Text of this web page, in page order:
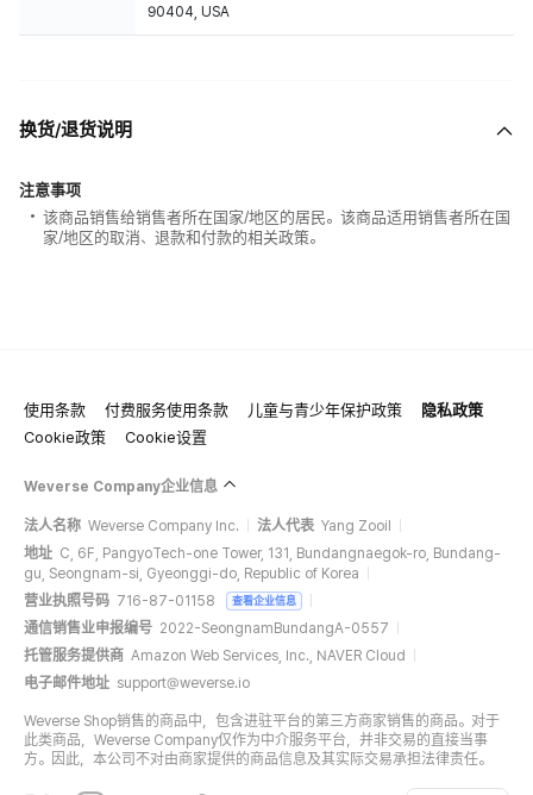
90404, USA
换货/退货说明
注意事项
该商品销售给销售者所在国家/地区的居民。该商品适用销售者所在国
家/地区的取消、退款和付款的相关政策。
使用条款 付费服务使用条款 儿童与青少年保护政策
隐私政策
Cookie政策
Cookie设置
Weverse Company企业信息
法人名称 Weverse Company Inc. 法人代表 Yang Zooil
地址 C, 6F, PangyoTech-one Tower, 131, Bundangnaegok-ro, Bundang-
gu, Seongnam-si, Gyeonggi-do, Republic of Korea
营业执照号码 716-87-01158 查看企业信息
通信销售业申报编号 2022-SeongnamBundangA-0557
托管服务提供商 Amazon Web Services, Inc., NAVER Cloud
电子邮件地址 support@weverse.io
Weverse Shop销售的商品中，包含进驻平台的第三方商家销售的商品。对于
此类商品，Weverse Company仅作为中介服务平台，并非交易的直接当事
方。因此，本公司不对由商家提供的商品信息及其实际交易承担法律责任。